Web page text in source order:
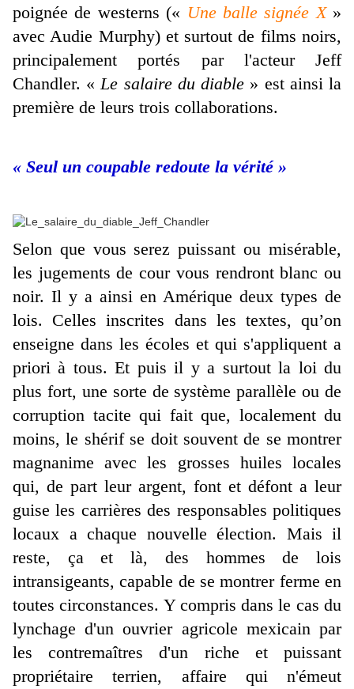
poignée de westerns (« Une balle signée X»
avec Audie Murphy) et surtout de films noirs,
principalement portés par l'acteur Jeff
Chandler. «Le salaire du diable » est ainsi la
première de leurs trois collaborations.
« Seul un coupable redoute la vérité »
Selon que vous serez puissant ou misérable,
les jugements de cour vous rendront blanc ou
noir. Il y a ainsi en Amérique deux types de
lois. Celles inscrites dans les textes, qu’on
enseigne dans les écoles et qui s'appliquent a
priori à tous. Et puis il y a surtout la loi du
plus fort, une sorte de système parallèle ou de
corruption tacite qui fait que, localement du
moins, le shérif se doit souvent de se montrer
magnanime avec les grosses huiles locales
qui, de part leur argent, font et défont a leur
guise les carrières des responsables politiques
locaux a chaque nouvelle élection. Mais il
reste, ça et là, des hommes de lois
intransigeants, capable de se montrer ferme en
toutes circonstances. Y compris dans le cas du
lynchage d'un ouvrier agricole mexicain par
les contremaîtres d'un riche et puissant
propriétaire terrien, affaire qui n'émeut